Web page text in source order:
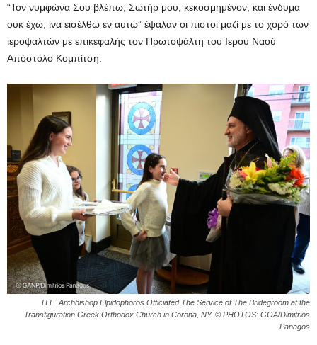
“Τον νυμφώνα Σου βλέπω, Σωτήρ μου, κεκοσμημένον, και ένδυμα
ουκ έχω, ίνα εισέλθω εν αυτώ” έψαλαν οι πιστοί μαζί με το χορό των
ιεροψαλτών με επικεφαλής τον Πρωτοψάλτη του Ιερού Ναού
Απόστολο Κομπίτση.
H.E. Archbishop Elpidophoros Officiated The Service of The Bridegroom at the
Transfiguration Greek Orthodox Church in Corona, NY. © PHOTOS: GOA/Dimitrios
Panagos